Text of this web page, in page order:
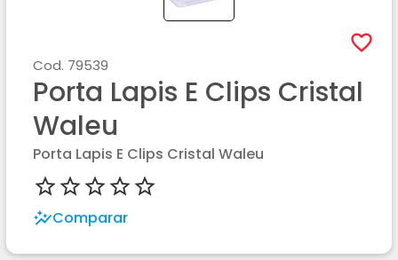
Cod. 79539
Porta Lapis E Clips Cristal
Waleu
Porta Lapis E Clips Cristal Waleu
Comparar